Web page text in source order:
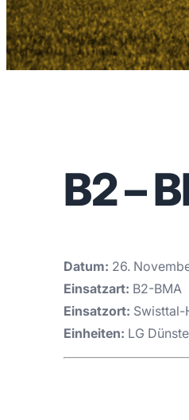
B2 –
Datum: 26.
Einsatzart: B2-BMA
Einsatzort: Swisttal-
Einheiten: LG